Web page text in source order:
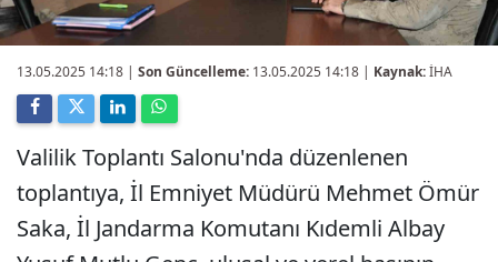
13.05.2025 14:18 | Son Güncelleme: 13.05.2025 14:18 | Kaynak:İHA
Valilik Toplantı Salonu'nda düzenlenen
toplantıya, İl Emniyet Müdürü Mehmet Ömür
Saka, İl Jandarma Komutanı Kıdemli Albay